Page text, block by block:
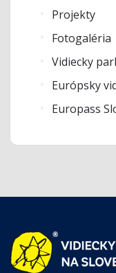
Projekty
Fotogaléria
Vidiecky
Európsky
Europass